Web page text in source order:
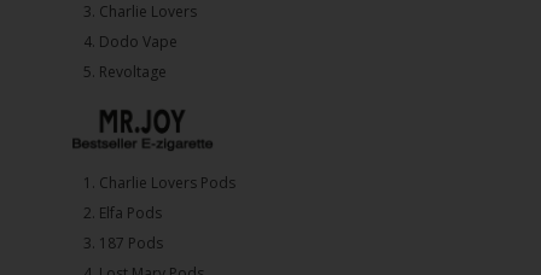
3.⁠ ⁠⁠Charlie Lovers
4.⁠ ⁠⁠Dodo Vape
5. ⁠Revoltage
1.⁠ ⁠Charlie Lovers Pods
2.⁠ ⁠⁠Elfa Pods
3.⁠ ⁠⁠187 Pods